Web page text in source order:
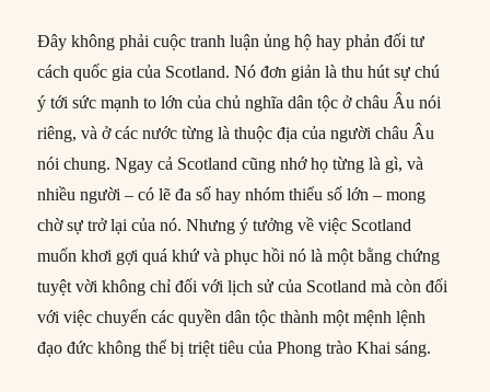
Đây không phải cuộc tranh luận ủng hộ hay phản đối tư
cách quốc gia của Scotland. Nó đơn giản là thu hút sự chú
ý tới sức mạnh to lớn của chủ nghĩa dân tộc ở châu Âu nói
riêng, và ở các nước từng là thuộc địa của người châu Âu
nói chung. Ngay cả Scotland cũng nhớ họ từng là gì, và
nhiều người – có lẽ đa số hay nhóm thiểu số lớn – mong
chờ sự trở lại của nó. Nhưng ý tưởng về việc Scotland
muốn khơi gợi quá khứ và phục hồi nó là một bằng chứng
tuyệt vời không chỉ đối với lịch sử của Scotland mà còn đối
với việc chuyển các quyền dân tộc thành một mệnh lệnh
đạo đức không thể bị triệt tiêu của Phong trào Khai sáng.